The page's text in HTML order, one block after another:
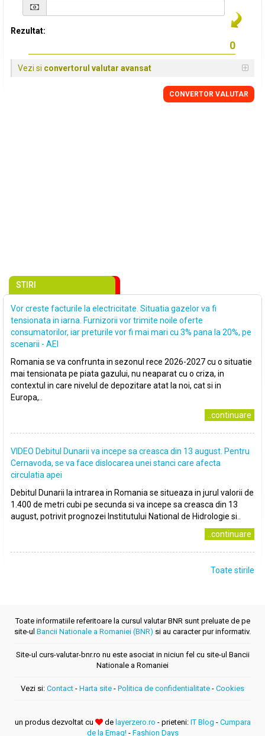
Rezultat:
Vezi si convertorul valutar avansat
CONVERTOR VALUTAR
STIRI
Vor creste facturile la electricitate. Situatia gazelor va fi
tensionata in iarna. Furnizorii vor trimite noile oferte
consumatorilor, iar preturile vor fi mai mari cu 3% pana la 20%, pe
scenarii - AEI
Romania se va confrunta in sezonul rece 2026-2027 cu o situatie
mai tensionata pe piata gazului, nu neaparat cu o criza, in
contextul in care nivelul de depozitare atat la noi, cat si in
Europa,..
..continuare
VIDEO Debitul Dunarii va incepe sa creasca din 13 august. Pentru
Cernavoda, se va face dislocarea unei stanci care afecta
circulatia apei
Debitul Dunarii la intrarea in Romania se situeaza in jurul valorii de
1.400 de metri cubi pe secunda si va incepe sa creasca din 13
august, potrivit prognozei Institutului National de Hidrologie si..
..continuare
Toate stirile
Toate informatiile referitoare la cursul valutar BNR sunt preluate de pe
site-ul Bancii Nationale a Romaniei (BNR) si au caracter pur informativ.
Site-ul curs-valutar-bnr.ro nu este asociat in niciun fel cu site-ul Bancii
Nationale a Romaniei
Vezi si: Contact - Harta site - Politica de confidentialitate - Cookies
un produs dezvoltat cu de layerzero.ro - prieteni: IT Blog - Cumpara
de la Emag!- Fashion Days